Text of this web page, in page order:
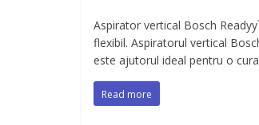
Aspirator vertical Bosch
flexibil. Aspiratorul vertical
este ajutorul ideal pentru o
Read more